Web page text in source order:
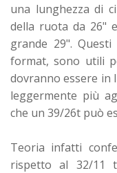
una lunghezza di
della ruota da 26"
grande 29".
format, sono utili
dovranno essere in
leggermente più
che un 39/26t può
Teoria infatti
rispetto al 32/11